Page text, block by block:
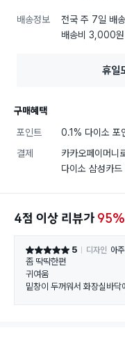
배송정보 전국 주 7일 배
배송비 3,000
휴일
구매혜택
포인트
0.1% 다이소 포
결제
카카오페이머니
다이소 삼성카
4점 이상 리뷰가 95%
별점 5점 5 디자인 아
좀 딱딱한편
귀여움
밑창이 두꺼워서 화장실바